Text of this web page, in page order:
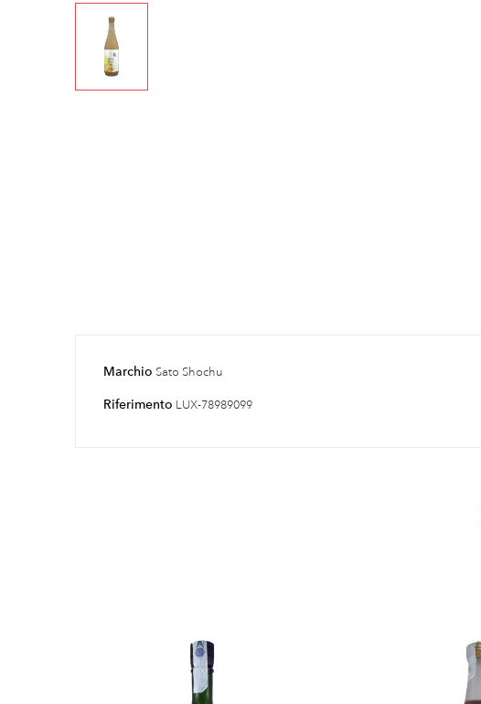
Marchio Sato Shochu
Riferimento LUX-78989099